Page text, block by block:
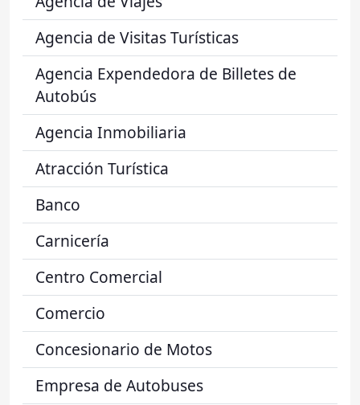
Agencia de Visitas Turísticas
Agencia Expendedora de Billetes de
Autobús
Agencia Inmobiliaria
Atracción Turística
Banco
Carnicería
Centro Comercial
Comercio
Concesionario de Motos
Empresa de Autobuses